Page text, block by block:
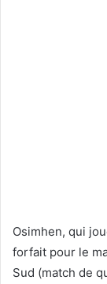
Osimhen, qui
forfait pour le
Sud (match de